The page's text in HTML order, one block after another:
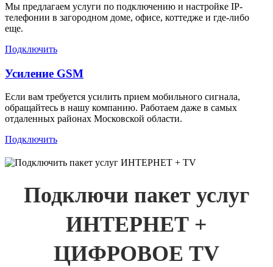
Мы предлагаем услуги по подключению и настройке IP-
телефонии в загородном доме, офисе, коттедже и где-либо
еще.
Подключить
Усиление GSM
Если вам требуется усилить прием мобильного сигнала,
обращайтесь в нашу компанию. Работаем даже в самых
отдаленных районах Московской области.
Подключить
Подключи пакет услуг
ИНТЕРНЕТ +
ЦИФРОВОЕ TV